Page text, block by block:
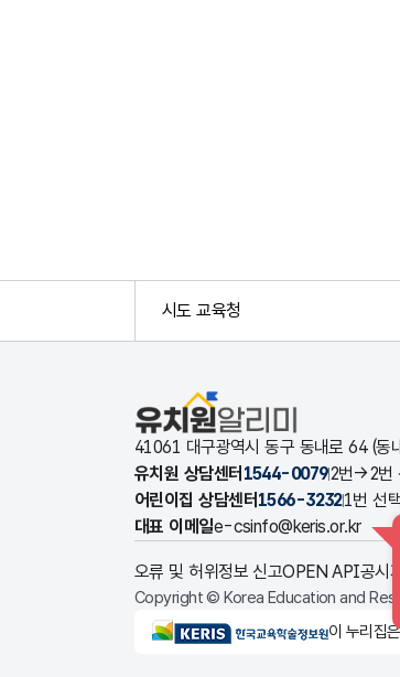
시도 교육청
유치원알리미
41061 대구광역시 동구 동내로 64 (동
유치원 상담센터 1544-00792번→2번
어린이집 상담센터 1566-32321번 선
대표 이메일e-csinfo@keris.or.kr
오류 및 허위정보 신고OPEN API공시
Copyright © Korea Education and
KERIS한국교육학술정보원이 누리집